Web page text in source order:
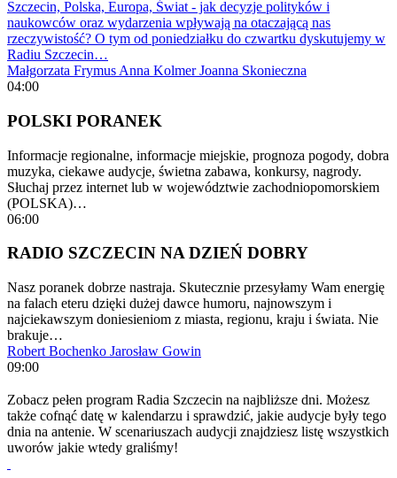
Szczecin, Polska, Europa, Świat - jak decyzje polityków i
naukowców oraz wydarzenia wpływają na otaczającą nas
rzeczywistość? O tym od poniedziałku do czwartku dyskutujemy w
Radiu Szczecin…
Małgorzata Frymus Anna Kolmer Joanna Skonieczna
04:00
POLSKI PORANEK
Informacje regionalne, informacje miejskie, prognoza pogody, dobra
muzyka, ciekawe audycje, świetna zabawa, konkursy, nagrody.
Słuchaj przez internet lub w województwie zachodniopomorskiem
(POLSKA)…
06:00
RADIO SZCZECIN NA DZIEŃ DOBRY
Nasz poranek dobrze nastraja. Skutecznie przesyłamy Wam energię
na falach eteru dzięki dużej dawce humoru, najnowszym i
najciekawszym doniesieniom z miasta, regionu, kraju i świata. Nie
brakuje…
Robert Bochenko Jarosław Gowin
09:00
Zobacz pełen program Radia Szczecin na najbliższe dni. Możesz
także cofnąć datę w kalendarzu i sprawdzić, jakie audycje były tego
dnia na antenie. W scenariuszach audycji znajdziesz listę wszystkich
uworów jakie wtedy graliśmy!